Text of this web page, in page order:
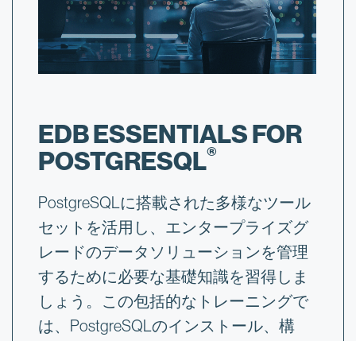
EDB ESSENTIALS FOR
POSTGRESQL®
PostgreSQLに搭載された多様なツール
セットを活用し、エンタープライズグ
レードのデータソリューションを管理
するために必要な基礎知識を習得しま
しょう。この包括的なトレーニングで
は、PostgreSQLのインストール、構